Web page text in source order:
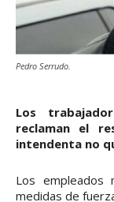
Pedro Serrudo.
Los
reclaman el
intendenta no
Los empleados
medidas de